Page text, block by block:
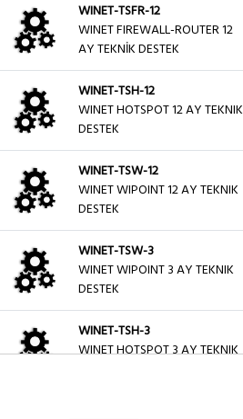
WINET-TSFR-12
WINET FIREWALL-ROUTER 12
AY TEKNİK DESTEK
WINET-TSH-12
WINET HOTSPOT 12 AY TEKNIK
DESTEK
WINET-TSW-12
WINET WIPOINT 12 AY TEKNIK
DESTEK
WINET-TSW-3
WINET WIPOINT 3 AY TEKNIK
DESTEK
WINET-TSH-3
WINET HOTSPOT 3 AY TEKNIK